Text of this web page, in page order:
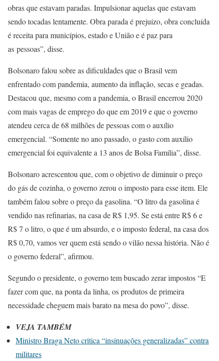
obras que estavam paradas. Impulsionar aquelas que estavam
sendo tocadas lentamente. Obra parada é prejuízo, obra concluída
é receita para municípios, estado e União e é paz para
as pessoas”, disse.
Bolsonaro falou sobre as dificuldades que o Brasil vem
enfrentado com pandemia, aumento da inflação, secas e geadas.
Destacou que, mesmo com a pandemia, o Brasil encerrou 2020
com mais vagas de emprego do que em 2019 e que o governo
atendeu cerca de 68 milhões de pessoas com o auxílio
emergencial. “Somente no ano passado, o gasto com auxílio
emergencial foi equivalente a 13 anos de Bolsa Família”, disse.
Bolsonaro acrescentou que, com o objetivo de diminuir o preço
do gás de cozinha, o governo zerou o imposto para esse item. Ele
também falou sobre o preço da gasolina. “O litro da gasolina é
vendido nas refinarias, na casa de R$ 1,95. Se está entre R$ 6 e
R$ 7 o litro, o que é um absurdo, e o imposto federal, na casa dos
R$ 0,70, vamos ver quem está sendo o vilão nessa história. Não é
o governo federal”, afirmou.
Segundo o presidente, o governo tem buscado zerar impostos “E
fazer com que, na ponta da linha, os produtos de primeira
necessidade cheguem mais barato na mesa do povo”, disse.
VEJA TAMBÉM
Ministro Braga Neto critica “insinuações generalizadas” contra
militares